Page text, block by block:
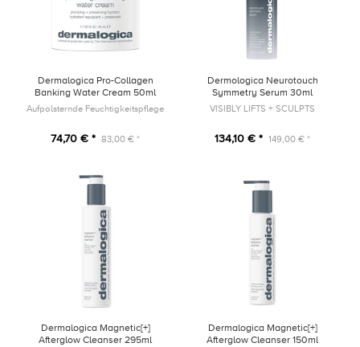
Dermalogica Pro-Collagen
Banking Water Cream 50ml
Aufpolsternde Feuchtigkeitspflege
74,70 € * 83,00 € *
Dermologica Neurotouch
Symmetry Serum 30ml
VISIBLY LIFTS + SCULPTS
134,10 € * 149,00 € *
Dermalogica Magnetic[+]
Afterglow Cleanser 295ml
Dermalogica Magnetic[+]
Afterglow Cleanser 150ml